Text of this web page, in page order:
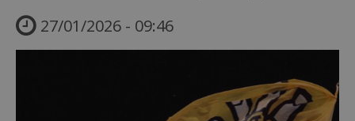
27/01/2026 - 09:46